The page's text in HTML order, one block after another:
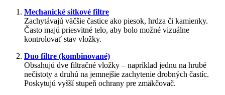
Mechanické sitkové filtre
Zachytávajú väčšie častice ako piesok, hrdza či kamienky.
Často majú priesvitné telo, aby bolo možné vizuálne
kontrolovať stav vložky.
Duo filtre (kombinované)
Obsahujú dve filtračné vložky – napríklad jednu na hrubé
nečistoty a druhú na jemnejšie zachytenie drobných častíc.
Poskytujú vyšší stupeň ochrany pre zmäkčovač.